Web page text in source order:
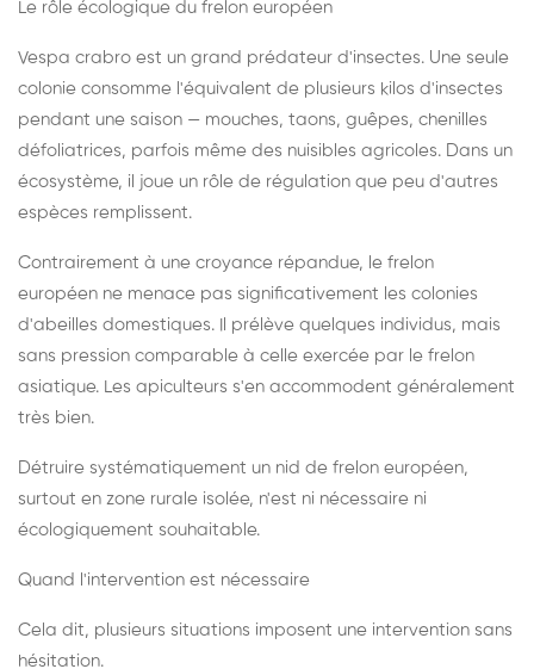
Le rôle écologique du frelon européen
Vespa crabro est un grand prédateur d'insectes. Une seule
colonie consomme l'équivalent de plusieurs kilos d'insectes
pendant une saison — mouches, taons, guêpes, chenilles
défoliatrices, parfois même des nuisibles agricoles. Dans un
écosystème, il joue un rôle de régulation que peu d'autres
espèces remplissent.
Contrairement à une croyance répandue, le frelon
européen ne menace pas significativement les colonies
d'abeilles domestiques. Il prélève quelques individus, mais
sans pression comparable à celle exercée par le frelon
asiatique. Les apiculteurs s'en accommodent généralement
très bien.
Détruire systématiquement un nid de frelon européen,
surtout en zone rurale isolée, n'est ni nécessaire ni
écologiquement souhaitable.
Quand l'intervention est nécessaire
Cela dit, plusieurs situations imposent une intervention sans
hésitation.